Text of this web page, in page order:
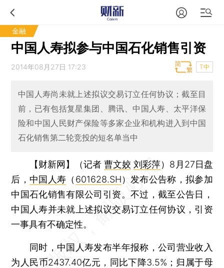
金融
中国人寿拟参与中国石化销售引资
2014年08月27日 17:23 T中
中国人寿尚未就上述拟议交易订立任何协议；截至目
前，已有包括复星集团、腾讯、中国人寿、太平洋保
险和中国人民财产保险等多家企业和机构进入到中国
石化销售第二轮竞投的短名单当中
【财新网】（记者 曹文姣 刘彩萍） 8月27日盘
后， 中国人寿 （ 601628.SH）发布公告称，拟参加
中国石化销售有限公司引资。不过，截至公告日，
中国人寿并未就上述拟议交易订立任何协议，引资
一事具有不确定性。
同时，中国人寿发布半年报称，公司营业收入
为人民币2437.40亿元，同比下降3.5%；归属于母